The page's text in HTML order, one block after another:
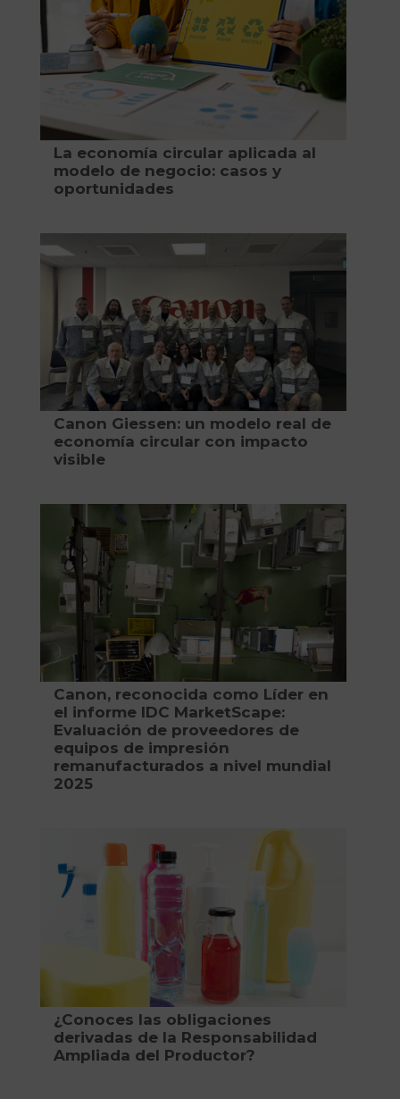
La economía circular aplicada al
modelo de negocio: casos y
oportunidades
Canon Giessen: un modelo real de
economía circular con impacto
visible
Canon, reconocida como Líder en
el informe IDC MarketScape:
Evaluación de proveedores de
equipos de impresión
remanufacturados a nivel mundial
2025
¿Conoces las obligaciones
derivadas de la Responsabilidad
Ampliada del Productor?